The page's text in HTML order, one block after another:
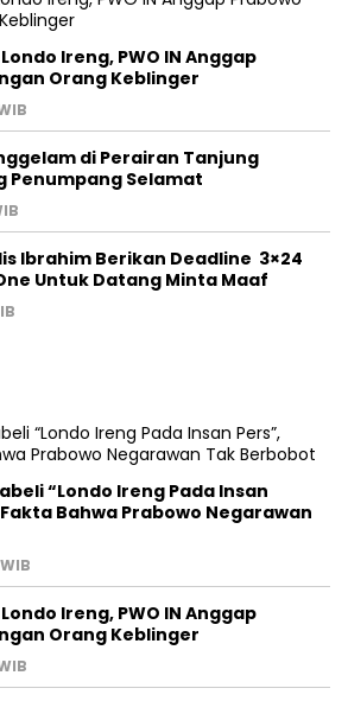
Ireng, PWO IN Anggap
Orang Keblinger
di Perairan Tanjung
Penumpang Selamat
Ibrahim Berikan Deadline 3×24
Untuk Datang Minta Maaf
“Londo Ireng Pada Insan
Bahwa Prabowo Negarawan
Ireng, PWO IN Anggap
Orang Keblinger